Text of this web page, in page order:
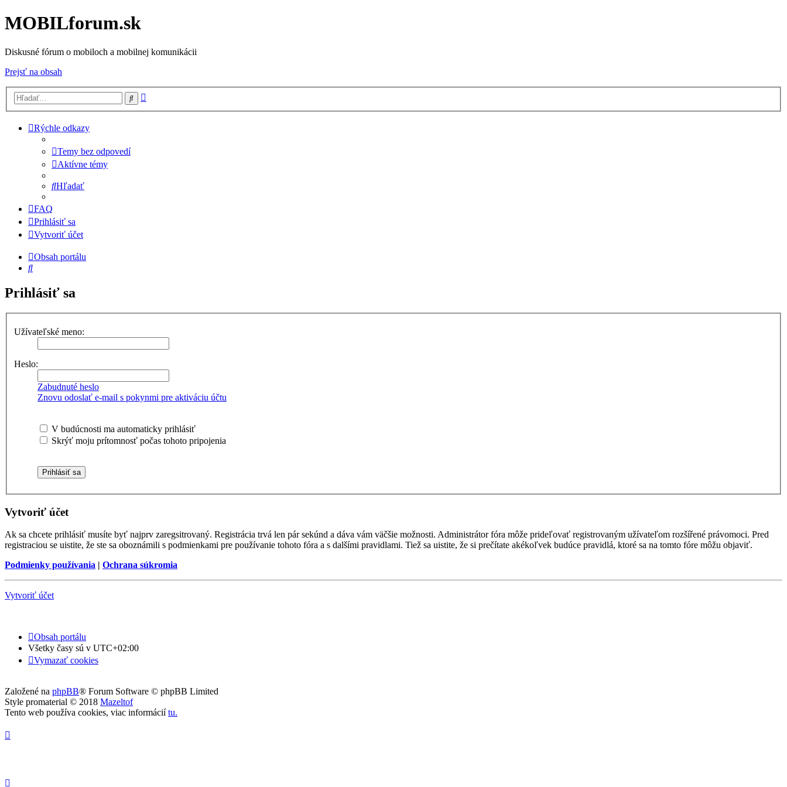
MOBILforum.sk
Diskusné fórum o mobiloch a mobilnej komunikácii
Prejsť na obsah
Hľadať
Rýchle odkazy
Temy bez odpovedí
Aktívne témy
Hľadať
FAQ
Prihlásiť sa
Vytvoriť účet
Obsah portálu
Hľadať
Prihlásiť sa
Užívateľské meno:
Heslo:
Zabudnuté heslo
Znovu odoslať e-mail s pokynmi pre aktiváciu účtu
V budúcnosti ma automaticky prihlásiť
Skrýť moju prítomnosť počas tohoto pripojenia
Vytvoriť účet
Ak sa chcete prihlásiť musíte byť najprv zaregsitrovaný. Registrácia trvá len pár sekúnd a dáva vám väčšie možnosti. Administrátor fóra môže prideľovať registrovaným užívateľom rozšířené právomoci. Pred
registraciou se uistite, že ste sa oboznámili s podmienkami pre používanie tohoto fóra a s dalšími pravidlami. Tiež sa uistite, že si prečítate akékoľvek budúce pravidlá, ktoré sa na tomto fóre môžu objaviť.
Podmienky používania | Ochrana súkromia
Vytvoriť účet
Obsah portálu
Všetky časy sú v UTC+02:00
Vymazať cookies
Založené na phpBB® Forum Software © phpBB Limited
Style promaterial © 2018 Mazeltof
Tento web používa cookies, viac informáciítu.